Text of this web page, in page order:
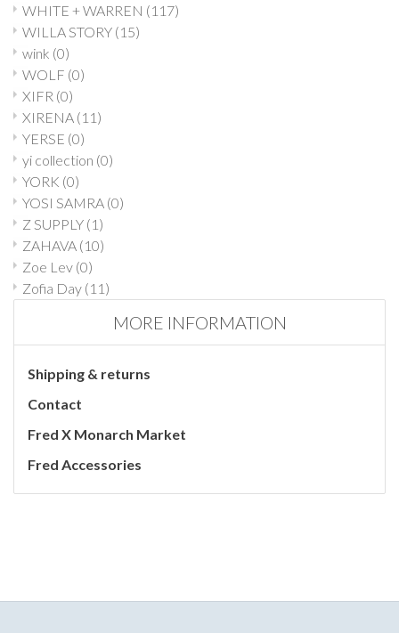
WHITE + WARREN (117)
WILLA STORY (15)
wink (0)
WOLF (0)
XIFR (0)
XIRENA (11)
YERSE (0)
yi collection (0)
YORK (0)
YOSI SAMRA (0)
Z SUPPLY (1)
ZAHAVA (10)
Zoe Lev (0)
Zofia Day (11)
MORE INFORMATION
Shipping & returns
Contact
Fred X Monarch Market
Fred Accessories